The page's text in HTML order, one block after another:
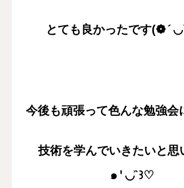
とても良かったです(❁´ ◡
今後も頑張って色んな勉強会
技術を学んでいきたいと思
๑ ′ ◡`꒱♡